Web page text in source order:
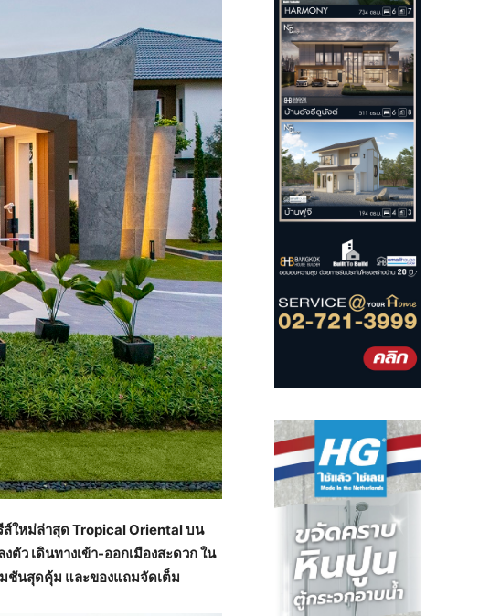
ใหม่ล่าสุด Tropical Oriental บน
ว เดินทางเข้า-ออกเมืองสะดวก ใน
ชันสุดคุ้ม และของแถมจัดเต็ม